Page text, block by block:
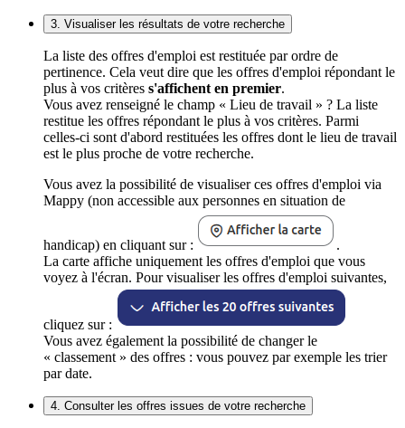
3. Visualiser les résultats de votre recherche
La liste des offres d'emploi est restituée par ordre de
pertinence. Cela veut dire que les offres d'emploi répondant le
plus à vos critères s'affichent en premier.
Vous avez renseigné le champ « Lieu de travail » ? La liste
restitue les offres répondant le plus à vos critères. Parmi
celles-ci sont d'abord restituées les offres dont le lieu de travail
est le plus proche de votre recherche.
Vous avez la possibilité de visualiser ces offres d'emploi via
Mappy (non accessible aux personnes en situation de
handicap) en cliquant sur :
.
La carte affiche uniquement les offres d'emploi que vous
voyez à l'écran. Pour visualiser les offres d'emploi suivantes,
cliquez sur :
Vous avez également la possibilité de changer le
« classement » des offres : vous pouvez par exemple les trier
par date.
4. Consulter les offres issues de votre recherche